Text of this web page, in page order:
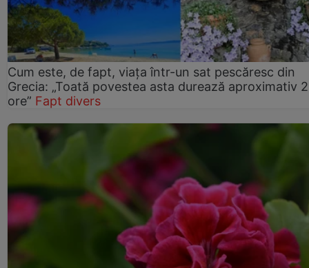
Cum este, de fapt, viața într-un sat pescăresc din
Grecia: „Toată povestea asta durează aproximativ
ore” Fapt divers